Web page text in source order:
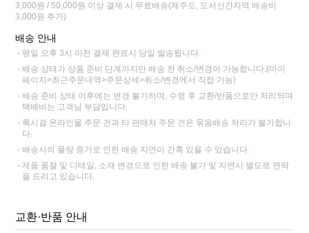
3,000원 / 50,000원 이상 결제 시 무료배송(제주도, 도서산간지역 배송비
3,000원 추가)
배송 안내
평일 오후 3시 이전 결제 완료시 당일 발송됩니다.
배송 상태가 상품 준비 단계까지만 배송 전 취소/변경이 가능합니다.(마이
페이지>최근주문내역>주문상세>취소/변경에서 직접 가능)
배송 준비 상태 이후에는 변경 불가하며, 수령 후 교환/반품으로만 처리되며
택배비는 고객님 부담입니다.
록시걸 온라인몰 주문 건과 타 판매처 주문 건은 묶음배송 처리가 불가합니
다.
배송사의 물량 증가로 인한 배송 지연이 간혹 있을 수 있습니다.
제품 품절 및 디테일, 소재 변경으로 인한 배송 불가 및 지연시 별도로 연락
을 드리고 있습니다.
교환·반품 안내